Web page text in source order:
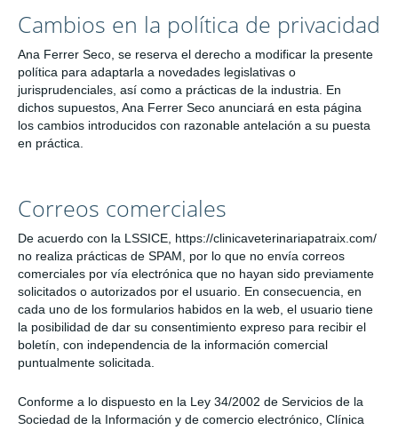
Cambios en la política de privacidad
Ana Ferrer Seco, se reserva el derecho a modificar la presente
política para adaptarla a novedades legislativas o
jurisprudenciales, así como a prácticas de la industria. En
dichos supuestos, Ana Ferrer Seco anunciará en esta página
los cambios introducidos con razonable antelación a su puesta
en práctica.
Correos comerciales
De acuerdo con la LSSICE, https://clinicaveterinariapatraix.com/
no realiza prácticas de SPAM, por lo que no envía correos
comerciales por vía electrónica que no hayan sido previamente
solicitados o autorizados por el usuario. En consecuencia, en
cada uno de los formularios habidos en la web, el usuario tiene
la posibilidad de dar su consentimiento expreso para recibir el
boletín, con independencia de la información comercial
puntualmente solicitada.
Conforme a lo dispuesto en la Ley 34/2002 de Servicios de la
Sociedad de la Información y de comercio electrónico, Clínica